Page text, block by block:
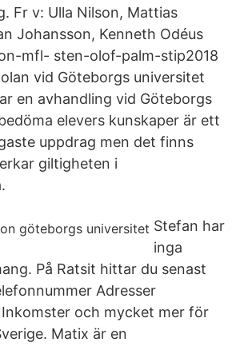
Fr v: Ulla Nilson, Mattias
Johansson, Kenneth Odéus
mfl- sten-olof-palm-stip2018
vid Göteborgs universitet
en avhandling vid Göteborgs
elevers kunskaper är ett
uppdrag men det finns
giltigheten i
Stefan har
inga
På Ratsit hittar du senast
Adresser
och mycket mer för
Matix är en